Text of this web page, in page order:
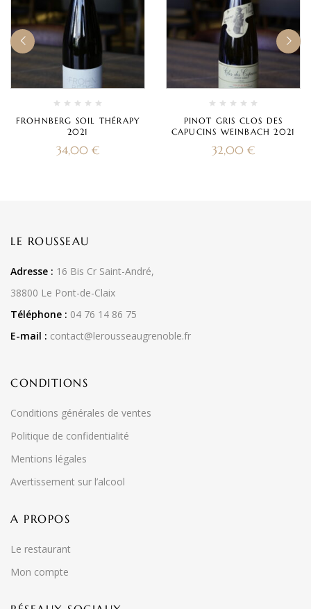
FROHNBERG SOIL THÉRAPY
2021
34,00 €
PINOT GRIS CLOS DES
CAPUCINS WEINBACH 2021
32,00 €
LE ROUSSEAU
Adresse : 16 Bis Cr Saint-André,
38800 Le Pont-de-Claix
Téléphone : 04 76 14 86 75
E-mail : contact@lerousseaugrenoble.fr
CONDITIONS
Conditions générales de ventes
Politique de confidentialité
Mentions légales
Avertissement sur l’alcool
A PROPOS
Le restaurant
Mon compte